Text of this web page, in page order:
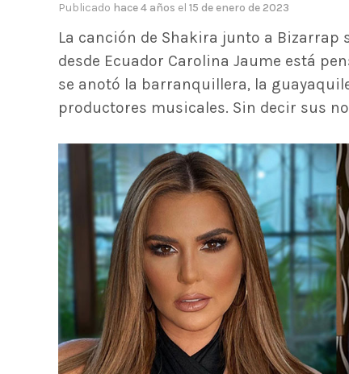
Publicado hace 4 años el 15 de enero de 2023
La canción de Shakira junto a
desde Ecuador Carolina Jaume está
se anotó la barranquillera, la
productores musicales. Sin decir sus